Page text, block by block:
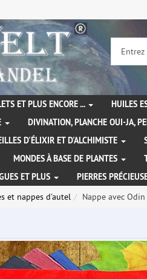
ET PLUS ENCORE ... HUILES
DIVINATION, PLANCHE OUI-JA,
D'ÉLIXIR ET D'ALCHIMISTE
MONDES À BASE DE PLANTES
ET PLUS PIERRES
et nappes d'autel Nappe avec